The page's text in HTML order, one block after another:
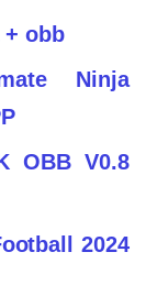
+ obb
Ninja
OBB V0.8
2024